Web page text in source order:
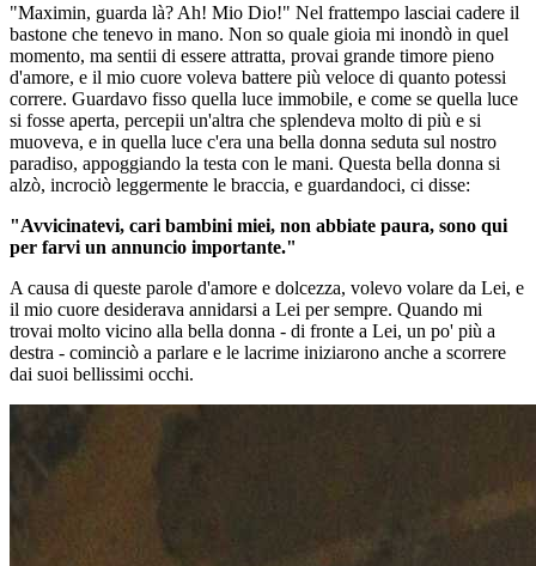
"Maximin, guarda là? Ah! Mio Dio!" Nel frattempo lasciai cadere il
bastone che tenevo in mano. Non so quale gioia mi inondò in quel
momento, ma sentii di essere attratta, provai grande timore pieno
d'amore, e il mio cuore voleva battere più veloce di quanto potessi
correre. Guardavo fisso quella luce immobile, e come se quella luce
si fosse aperta, percepii un'altra che splendeva molto di più e si
muoveva, e in quella luce c'era una bella donna seduta sul nostro
paradiso, appoggiando la testa con le mani. Questa bella donna si
alzò, incrociò leggermente le braccia, e guardandoci, ci disse:
"Avvicinatevi, cari bambini miei, non abbiate paura, sono qui
per farvi un annuncio importante."
A causa di queste parole d'amore e dolcezza, volevo volare da Lei, e
il mio cuore desiderava annidarsi a Lei per sempre. Quando mi
trovai molto vicino alla bella donna - di fronte a Lei, un po' più a
destra - cominciò a parlare e le lacrime iniziarono anche a scorrere
dai suoi bellissimi occhi.